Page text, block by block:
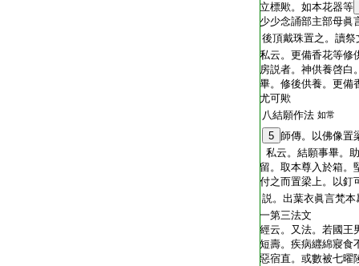
立標歟。如本花器等
少少念誦部主部母眞
後頂戴珠置之。讀
私云。更備香花等修
房説者。神供養啓白
畢。修後供養。更備
尤可歟
八結願作法 如常
5 師傳。以佛像置
私云。結願事畢。
留。取本尊入於箱。
付之而置梁上。以釘
説。出葉衣眞言梵本
一第三法文
經云。又法。若國王
短壽。疾病纒綿寢食
惡宿直。或數被七曜